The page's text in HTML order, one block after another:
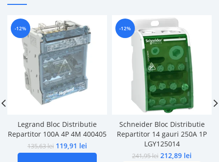
-12%
Legrand Bloc Distributie
Repartitor 100A 4P 4M 400405
135,63lei 119,91 lei
-12%
Schneider Bloc Distributie
Repartitor 14 gauri 250A 1P
LGY125014
241,95lei 212,89 lei